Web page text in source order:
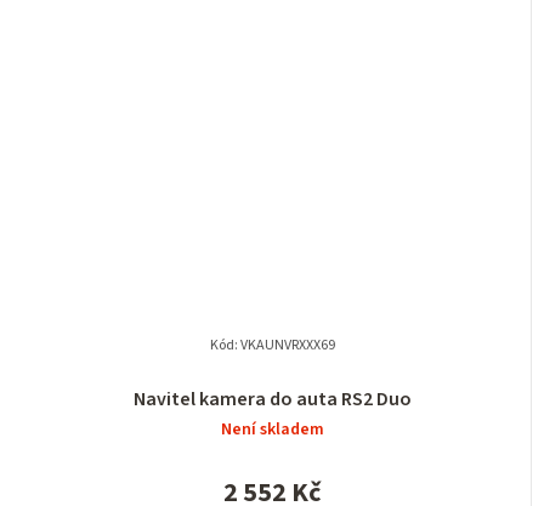
Navitel kamera do auta RS2 Duo
Není skladem
2 552 Kč
Kód:VKAUNVRXXX69